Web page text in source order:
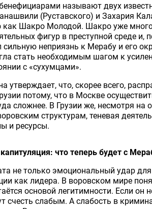
называют двух
(Руставского) и Захария
как Шакро Молодой. Шакро уже
фигур в преступной среде и,
сильную неприязнь к Мерабу и его
стать необходимым шагом к
с «сухумцами».
утверждает, что, скорее всего,
потому, что в Москве
сложнее. В Грузии же, несмотря на
структурам, теневая
и ресурсы.
что теперь будет с
не только эмоциональный удар
как лидера. В воровском мире
основой легитимности. Если он
счесть слабым. А слабость в